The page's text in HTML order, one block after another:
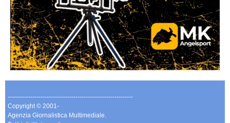
-------------------------------------------------------------
Copyright © 2001-
Agenzia Giornalistica Multimediale.